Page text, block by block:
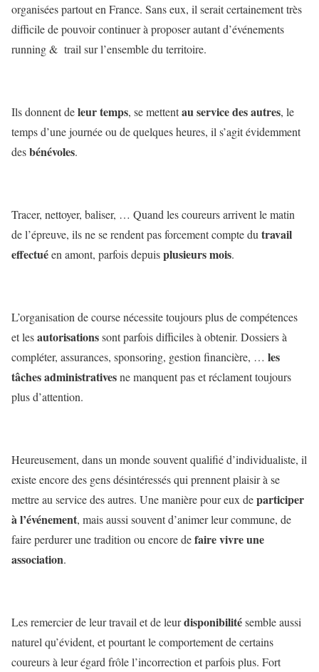
organisées partout en France. Sans eux, il serait certainement très
difficile de pouvoir continuer à proposer autant d’événements
running & trail sur l’ensemble du territoire.
Ils donnent deleur temps, se mettentau service des autres, le
temps d’une journée ou de quelques heures, il s’agit évidemment
desbénévoles.
Tracer, nettoyer, baliser, … Quand les coureurs arrivent le matin
de l’épreuve, ils ne se rendent pas forcement compte du travail
effectuéen amont, parfois depuisplusieurs mois.
L’organisation de course nécessite toujours plus de compétences
et lesautorisationssont parfois difficiles à obtenir. Dossiers à
compléter, assurances, sponsoring, gestion financière, … les
tâches administrativesne manquent pas et réclament toujours
plus d’attention.
Heureusement, dans un monde souvent qualifié d’individualiste, il
existe encore des gens désintéressés qui prennent plaisir à se
mettre au service des autres. Une manière pour eux departiciper
à l’événement, mais aussi souvent d’animer leur commune, de
faire perdurer une tradition ou encore defaire vivre une
association.
Les remercier de leur travail et de leurdisponibilitésemble aussi
naturel qu’évident, et pourtant le comportement de certains
coureurs à leur égard frôle l’incorrection et parfois plus. Fort